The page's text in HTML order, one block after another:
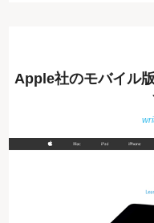
Apple社のモバイル